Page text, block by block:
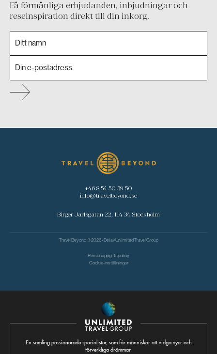
Få förmånliga erbjudanden, inbjudningar och
reseinspiration direkt till din inkorg.
+46 8 54 50 59 50
info@travelbeyond.se
Birger Jarlsgatan 22, 114 34 Stockholm
Travel Beyond © 2026 - Del avUnlimited Travel Group
Personuppgiftspolicy
Cookie-inställningar
En samling passionerade specialister, som får människor att vidga vyer och
förverkliga drömmar.